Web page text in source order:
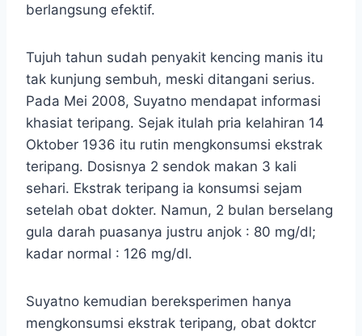
berlangsung efektif.
Tujuh tahun sudah penyakit kencing manis itu
tak kunjung sembuh, meski ditangani serius.
Pada Mei 2008, Suyatno mendapat informasi
khasiat teripang. Sejak itulah pria kelahiran 14
Oktober 1936 itu rutin mengkonsumsi ekstrak
teripang. Dosisnya 2 sendok makan 3 kali
sehari. Ekstrak teripang ia konsumsi sejam
setelah obat dokter. Namun, 2 bulan berselang
gula darah puasanya justru anjok : 80 mg/dl;
kadar normal : 126 mg/dl.
Suyatno kemudian bereksperimen hanya
mengkonsumsi ekstrak teripang, obat doktcr